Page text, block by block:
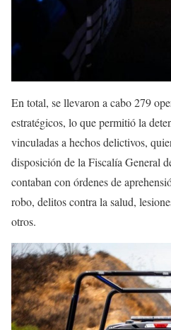
En total, se llevaron a cabo 279
estratégicos, lo que permitió la
vinculadas a hechos delictivos,
disposición de la Fiscalía General
contaban con órdenes de
robo, delitos contra la salud,
otros.